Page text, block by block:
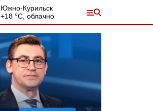
Южно-Курильск
+18 °С, облачно